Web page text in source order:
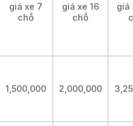
giá xe 7
chỗ
giá xe 16
chỗ
giá
1,500,000 2,000,000